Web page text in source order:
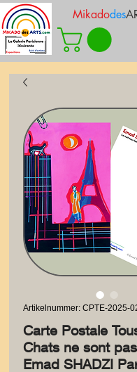
Mikadodes
Artikelnummer: CPTE-2025-
Carte Postale
Chats ne sont
Emad SHADZI